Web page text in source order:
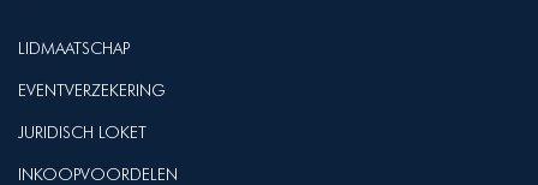
LIDMAATSCHAP
EVENTVERZEKERING
JURIDISCH LOKET
INKOOPVOORDELEN